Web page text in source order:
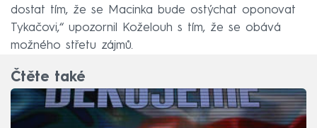
dostat tím, že se Macinka bude ostýchat oponovat
Tykačovi,“ upozornil Koželouh s tím, že se obává
možného střetu zájmů.
Čtěte také